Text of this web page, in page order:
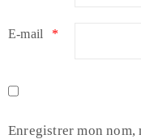
E-mail *
Enregistrer mon nom,